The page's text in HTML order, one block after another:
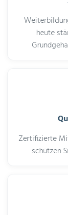
heute
Zertifizierte
schützen